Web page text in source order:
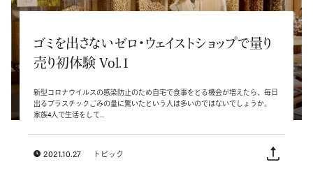
ゴミを出さないゼロ・ウェイストショップで量り
売り初体験 Vol.1
新型コロナウイルスの感染防止のため自宅で食事をとる機会が増えたら、毎日
出るプラスチックごみの量に驚いたという人は多いのではないでしょうか。
家族4人で生活をして...
2021.10.27 トピック